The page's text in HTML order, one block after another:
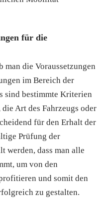
für die
die Voraussetzungen
im Bereich der
bestimmte Kriterien
Art des Fahrzeugs oder
für den Erhalt der
Prüfung der
werden, dass man alle
um von den
und somit den
zu gestalten.